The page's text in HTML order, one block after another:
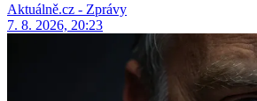
Aktuálně.cz - Zprávy
7. 8. 2026, 20:23